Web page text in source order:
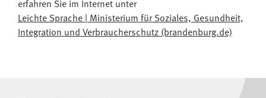
erfahren Sie im Internet unter
Leichte Sprache | Ministerium für Soziales, Gesundheit,
Integration und Verbraucherschutz (brandenburg.de)